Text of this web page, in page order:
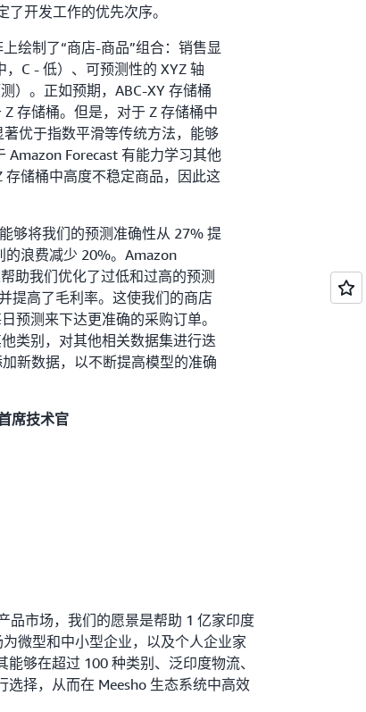
了开发工作的优先次序。
绘制了“商店-商品”组合：销售显
C - 低）、可预测性的 XYZ 轴
）。正如预期，ABC-XY 存储桶
存储桶。但是，对于 Z 存储桶中
著优于指数平滑等传统方法，能够
Amazon Forecast 有能力学习其他
存储桶中高度不稳定商品，因此这
够将我们的预测准确性从 27% 提
浪费减少 20%。Amazon
助我们优化了过低和过高的预测
提高了毛利率。这使我们的商店
预测来下达更准确的采购订单。
类别，对其他相关数据集进行迭
新数据，以不断提高模型的准确
席技术官
品市场，我们的愿景是帮助 1 亿家印度
微型和中小型企业，以及个人企业家
够在超过 100 种类别、泛印度物流、
择，从而在 Meesho 生态系统中高效